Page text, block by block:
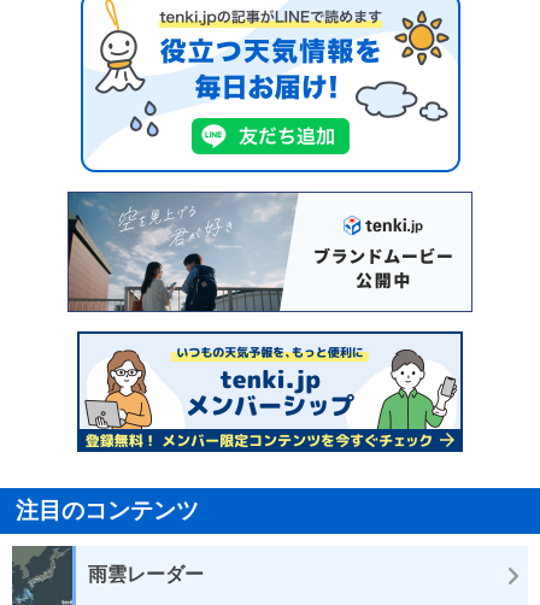
注目のコンテンツ
雨雲レーダー